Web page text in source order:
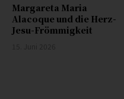
Margareta Maria
Alacoque und die Herz-
Jesu-Frömmigkeit